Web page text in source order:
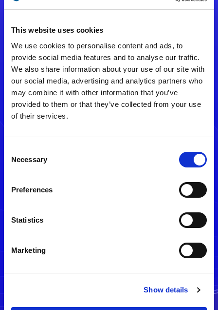
This website uses cookies
We use cookies to personalise content and ads, to
provide social media features and to analyse our traffic.
We also share information about your use of our site with
our social media, advertising and analytics partners who
may combine it with other information that you’ve
provided to them or that they’ve collected from your use
of their services.
Selection
Necessary
Preferences
Statistics
Marketing
Show details
ある可能性があります。
メールアドレスをご確認のうえ、
再度手続きを行ってください。
メルマガ配信停止